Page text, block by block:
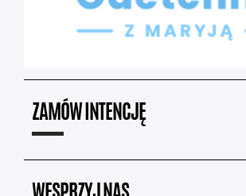
ZAMÓW INTENCJĘ